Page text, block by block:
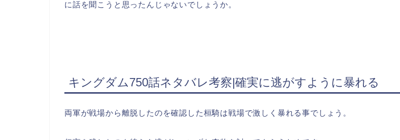
に話を聞こうと思ったんじゃないでしょうか。
キングダム750話ネタバレ考察|確実に逃がすように暴れる
両軍が戦場から離脱したのを確認した桓騎は戦場で激しく暴れる事でしょう。